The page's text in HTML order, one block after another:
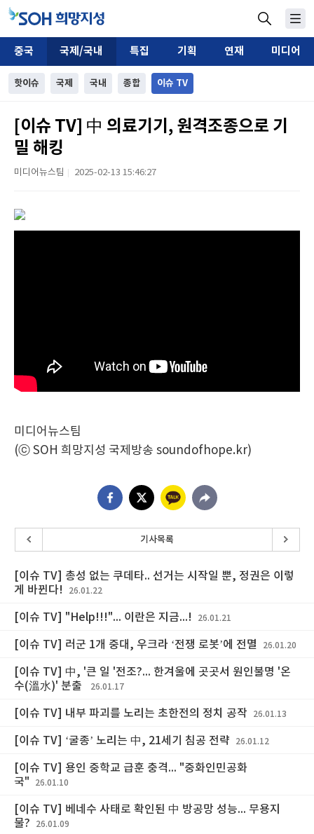
중국 국제/국내 특집 기획 연재 미디어
핫이슈 국제 국내 종합 이슈 TV
[이슈 TV] 中 의료기기, 원격조종으로 기
밀 해킹
미디어뉴스팀 2025-02-13 15:46:27
미디어뉴스팀
(ⓒ SOH 희망지성 국제방송 soundofhope.kr)
기사목록
[이슈 TV] 총성 없는 쿠데타.. 선거는 시작일 뿐, 정권은 이렇
게 바뀐다!
26.01.22
[이슈 TV] "Help!!!"... 이란은 지금...! 26.01.21
[이슈 TV] 러군 1개 중대, 우크라 ‘전쟁 로봇’에 전멸 26.01.20
[이슈 TV] 中, '큰 일 '전조?... 한겨울에 곳곳서 원인불명 '온
수(溫水)' 분출
26.01.17
[이슈 TV] 내부 파괴를 노리는 초한전의 정치 공작 26.01.13
[이슈 TV] ‘굴종’ 노리는 中, 21세기 침공 전략 26.01.12
[이슈 TV] 용인 중학교 급훈 충격... "중화인민공화
국"
26.01.10
[이슈 TV] 베네수 사태로 확인된 中 방공망 성능... 무용지
물?
26.01.09